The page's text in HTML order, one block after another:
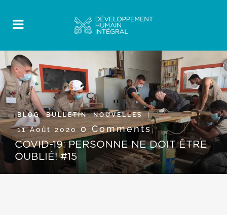
BLOG ,BULLETIN,NOUVELLES
11 Août 20200 Comments
COVID-19: PERSONNE NE DOIT ÊTRE
OUBLIÉ! #15